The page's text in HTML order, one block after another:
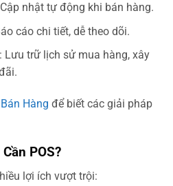
nhật tự động khi bán hàng.
cáo chi tiết, dễ theo dõi.
Lưu trữ lịch sử mua hàng, xây
Hàng để biết các giải pháp
POS?
lợi ích vượt trội: